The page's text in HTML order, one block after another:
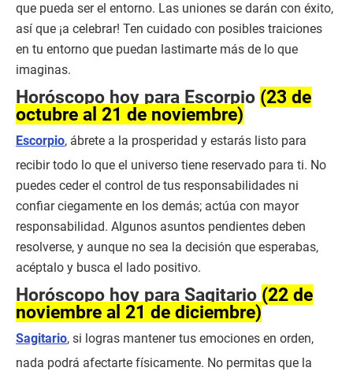
que pueda ser el entorno. Las uniones se darán con éxito,
así que ¡a celebrar! Ten cuidado con posibles traiciones
en tu entorno que puedan lastimarte más de lo que
imaginas.
Horóscopo hoy para Escorpio (23 de
octubre al 21 de noviembre)
Escorpio, ábrete a la prosperidad y estarás listo para
recibir todo lo que el universo tiene reservado para ti. No
puedes ceder el control de tus responsabilidades ni
confiar ciegamente en los demás; actúa con mayor
responsabilidad. Algunos asuntos pendientes deben
resolverse, y aunque no sea la decisión que esperabas,
acéptalo y busca el lado positivo.
Horóscopo hoy para Sagitario (22 de
noviembre al 21 de diciembre)
Sagitario, si logras mantener tus emociones en orden,
nada podrá afectarte físicamente. No permitas que la